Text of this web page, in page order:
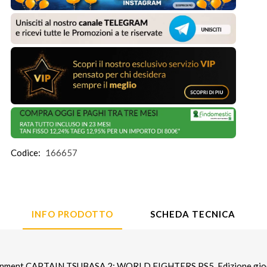
Codice: 166657
INFO PRODOTTO SCHEDA TECNICA